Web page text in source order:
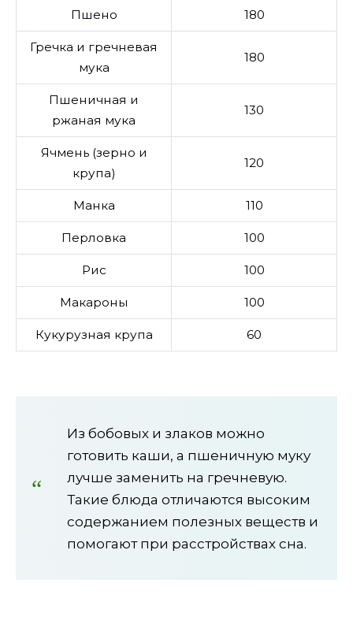
Пшено 180
Гречка и гречневая
мука
180
Пшеничная и
ржаная мука
130
Ячмень (зерно и
крупа)
120
Манка 110
Перловка 100
Рис 100
Макароны 100
Кукурузная крупа 60
Из бобовых и злаков можно
готовить каши, а пшеничную муку
лучше заменить на гречневую.
Такие блюда отличаются высоким
содержанием полезных веществ и
помогают при расстройствах сна.